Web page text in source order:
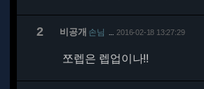
2 비공개 손님 2016-02-18 13:27:29
쪼렙은 렙업이나!!